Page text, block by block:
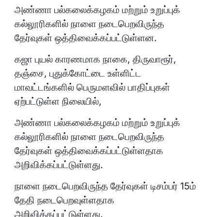
அண்ணா பல்கலைக்கழகம் மற்றும் உறுப்புக்
கல்லூரிகளில் நாளை நடைபெறவிருந்த
தேர்வுகள் ஒத்திவைக்கப்பட்டுள்ளன.
கஜா புயல் காரணமாக நாகை, திருவாரூர்,
தஞ்சை, புதுக்கோட்டை உள்ளிட்ட
மாவட்டங்களில் பெருமளவில் பாதிப்புகள்
ஏற்பட்டுள்ள நிலையில்,
அண்ணா பல்கலைக்கழகம் மற்றும் உறுப்புக்
கல்லூரிகளில் நாளை நடைபெறவிருந்த
தேர்வுகள் ஒத்திவைக்கப்பட்டுள்ளதாக
அறிவிக்கப்பட்டுள்ளது.
நாளை நடைபெறவிருந்த தேர்வுகள் டிசம்பர் 15ம்
தேதி நடைபெறவுள்ளதாக
அறிவிக்கப்பட்டுள்ளது.